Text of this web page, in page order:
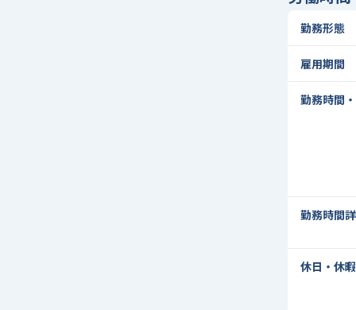
勤務形態
雇用期間
勤務時間
勤務時間
休日・休暇